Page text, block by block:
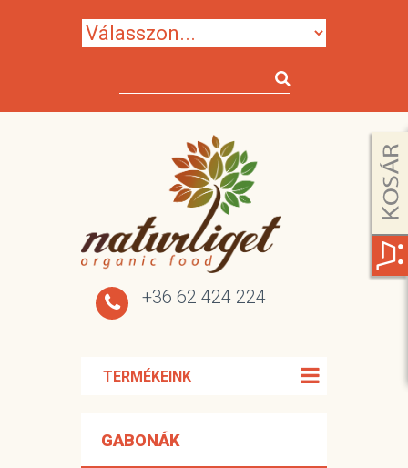
+36 62 424 224
TERMÉKEINK
GABONÁK